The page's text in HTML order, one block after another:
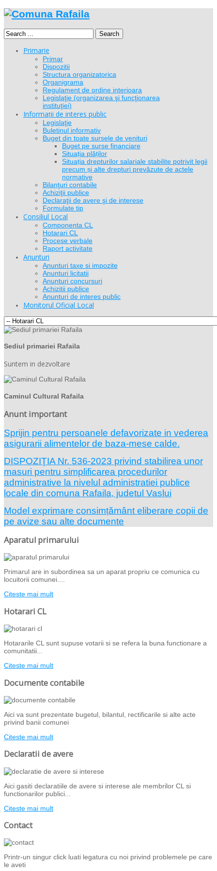
Search
Primarie
Primar
Dispozitii
Structura organizatorica
Organigrama
Regulament de ordine interioara
Legislaţie (organizarea şi funcţionarea
instituţiei)
Informații de interes public
Legislaţie
Buletinul informativ
Buget din toate sursele de venituri
Buget pe surse financiare
Situația plăților
Situația drepturilor salariale stabilite potrivit legii
precum și alte drepturi prevăzute de actele
normative
Bilanţuri contabile
Achiziţii publice
Declaraţii de avere şi de interese
Formulate tip
Consiliul Local
Componenta CL
Hotarari CL
Procese verbale
Raport activitate
Anunturi
Anunturi taxe si impozite
Anunturi licitatii
Anunturi concursuri
Achizitii publice
Anunturi de interes public
Monitorul Oficial Local
Sediul primariei Rafaila
Suntem in dezvoltare
Caminul Cultural Rafaila
Anunt important
Sprijin pentru persoanele defavorizate in vederea
asigurarii alimentelor de baza-mese calde.
DISPOZIŢIA Nr. 536-2023 privind stabilirea unor
masuri pentru simplificarea procedurilor
administrative la nivelul administratiei publice
locale din comuna Rafaila, judetul Vaslui
Model exprimare consimțământ eliberare copii de
pe avize sau alte documente
Aparatul primarului
Primarul are in subordinea sa un aparat propriu ce comunica cu
locuitorii comunei....
Citeste mai mult
Hotarari CL
Hotararile CL sunt supuse votarii si se refera la buna functionare a
comunitatii...
Citeste mai mult
Documente contabile
Aici va sunt prezentate bugetul, bilantul, rectificarile si alte acte
privind banii comunei
Citeste mai mult
Declaratii de avere
Aici gasiti declaratiile de avere si interese ale membrilor CL si
functionarilor publici...
Citeste mai mult
Contact
Printr-un singur click luati legatura cu noi privind problemele pe care
le aveti